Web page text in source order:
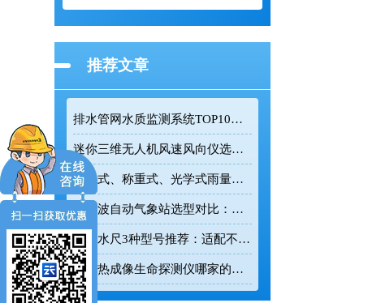
推荐文章
排水管网水质监测系统TOP10推荐榜单
迷你三维无人机风速风向仪选型：云境天合TH-F1H助力空中风场监测
翻斗式、称重式、光学式雨量计精度大横评：哪种雨量计测量最准？
超声波自动气象站选型对比：云境天合 TH-CQX6 与天蔚 TW-CQX5 推荐
电子水尺3种型号推荐：适配不同水深监测场景
红外热成像生命探测仪哪家的好用？TH-860TH这款救援项目都在用